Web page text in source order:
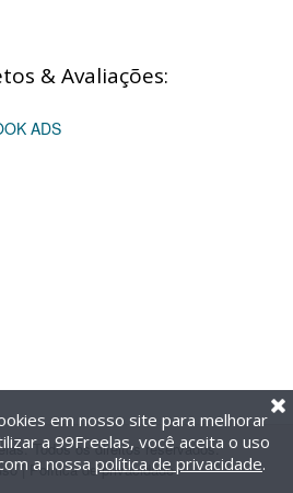
& Avaliações:
ADS
Todos os direitos reservados.
| Política de privacidade
em nosso site para melhorar
a 99Freelas, você aceita o uso
a nossa política de privacidade.